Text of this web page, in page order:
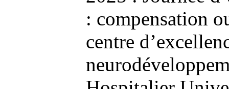
: compensation
centre